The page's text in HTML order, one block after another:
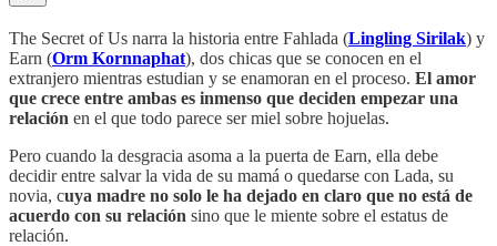
The Secret of Us narra la historia entre Fahlada (Lingling Sirilak) y
Earn (Orm Kornnaphat), dos chicas que se conocen en el
extranjero mientras estudian y se enamoran en el proceso. El amor
que crece entre ambas es inmenso que deciden empezar una
relación en el que todo parece ser miel sobre hojuelas.
Pero cuando la desgracia asoma a la puerta de Earn, ella debe
decidir entre salvar la vida de su mamá o quedarse con Lada, su
novia, cuya madre no solo le ha dejado en claro que no está de
acuerdo con su relación sino que le miente sobre el estatus de
relación.